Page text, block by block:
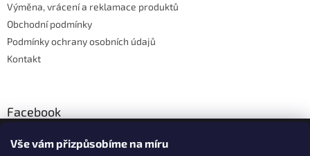
Vše vám přizpůsobíme na míru
Výměna, vrácení a reklamace produktů
Obchodní podmínky
Podmínky ochrany osobních údajů
Kontakt
Facebook